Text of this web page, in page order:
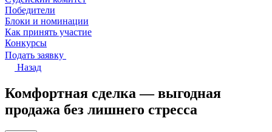
Победители
Блоки и номинации
Как принять участие
Конкурсы
Подать заявку
Назад
Комфортная сделка — выгодная
продажа без лишнего стресса